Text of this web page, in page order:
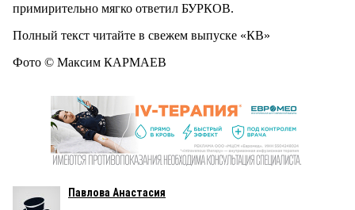
примирительно мягко ответил БУРКОВ.
Полный текст читайте в свежем выпуске «КВ»
Фото © Максим КАРМАЕВ
Павлова Анастасия